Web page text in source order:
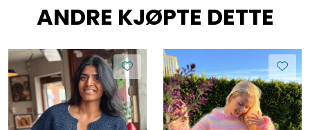
ANDRE KJØPTE DETTE